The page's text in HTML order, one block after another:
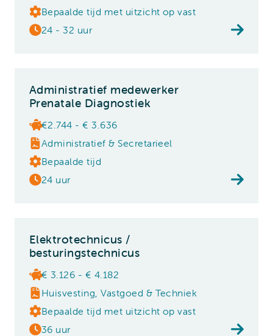
Bepaalde tijd met uitzicht op vast
24 - 32 uur
Administratief medewerker
Prenatale Diagnostiek
€2.744 - € 3.636
Administratief & Secretarieel
Bepaalde tijd
24 uur
Elektrotechnicus /
besturingstechnicus
€ 3.126 - € 4.182
Huisvesting, Vastgoed & Techniek
Bepaalde tijd met uitzicht op vast
36 uur